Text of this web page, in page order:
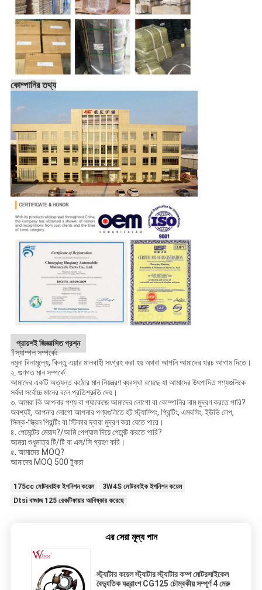
কোম্পানির তথ্য
প্রায়শই জিজ্ঞাসিত প্রশ্ন
1স্যাম্পল সম্পর্কেঃ
নমুনা বিনামূল্যে, কিন্তু এয়ার মালবাহী সংগ্রহ করা হয় অথবা আপনি আমাদের খরচ আগাম দিতে।
২. গুণগত মান সম্পর্কে:
আমাদের একটি অত্যন্ত কঠোর মান নিয়ন্ত্রণ ব্যবস্থা রয়েছে যা আমাদের উৎপাদিত পণ্যগুলিকে
সর্বদা সর্বোচ্চ মানের বলে প্রতিশ্রুতি দেয়।
৩. আমরা কি আপনার পণ্য বা প্যাকেজে আমাদের লোগো বা কোম্পানির নাম মুদ্রণ করতে পারি?
অবশ্যই, আপনার লোগো আপনার পণ্যগুলিতে হট স্ট্যাম্পিং, প্রিন্টিং, এমবসিং, ইউভি লেপ,
সিল্ক-স্ক্রিন প্রিন্টিং বা স্টিকার দ্বারা মুদ্রণ করা যেতে পারে।
৪. পেমেন্টের মেয়াদ?/আমি পেপ্যাল দিয়ে পেমেন্ট করতে পারি?
আমরা শুধুমাত্র টি/টি বা এল/সি গ্রহণ করি।
৫. আমাদের MOQ?
আমাদের MOQ 500 টুকরা
175cc মোটরবাইক ইগনিশন কয়েল
3W4S মোটরবাইক ইগনিশন কয়েল
Dtsi বাজাজ 125 রেকটিফায়ার আবিষ্কার করেছে
এর সেরা মূল্য পান
স্ট্যাটার কয়েল স্ট্যাটার স্ট্যাটার কম্প মোটরসাইকেল
বৈদ্যুতিক যন্ত্রাংশ CG125 চৌম্বকীয় সম্পূর্ণ 4 মেরু